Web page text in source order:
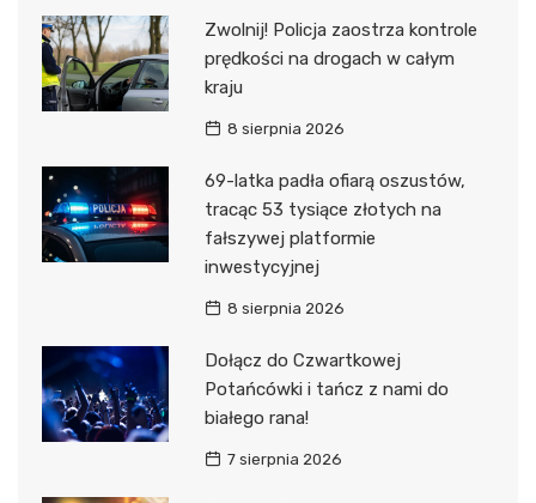
Zwolnij! Policja zaostrza kontrole
prędkości na drogach w całym
kraju
8 sierpnia 2026
69-latka padła ofiarą oszustów,
tracąc 53 tysiące złotych na
fałszywej platformie
inwestycyjnej
8 sierpnia 2026
Dołącz do Czwartkowej
Potańcówki i tańcz z nami do
białego rana!
7 sierpnia 2026